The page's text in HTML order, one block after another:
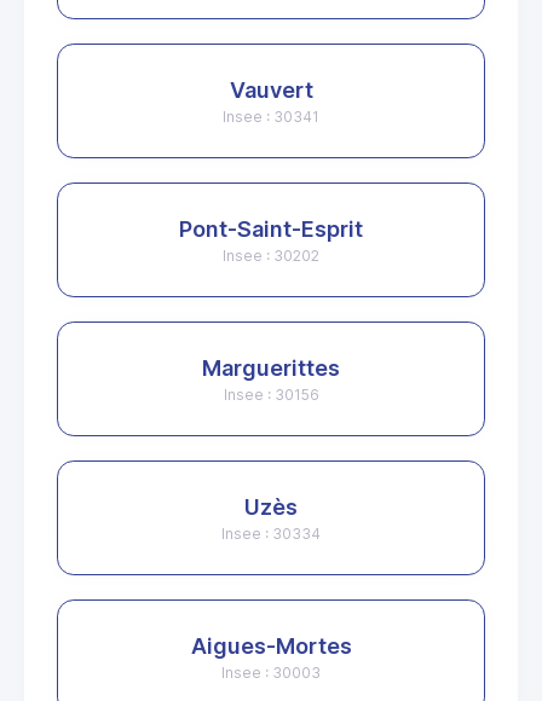
Vauvert
Insee : 30341
Pont-Saint-Esprit
Insee : 30202
Marguerittes
Insee : 30156
Uzès
Insee : 30334
Aigues-Mortes
Insee : 30003